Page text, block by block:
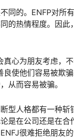
同的。ENFP对所
的热情程度。因
心为朋友考虑，
使他们容易被欺
从而容易被骗。
型人格都有一种
是在公司还是在
很难拒绝朋友